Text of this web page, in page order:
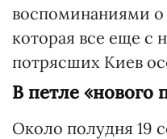
воспоминаниями
которая все еще с
потрясших Киев
В петле «нового
Около полудня 19